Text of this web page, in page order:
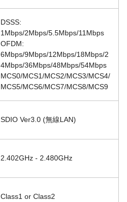
DSSS:
1Mbps/2Mbps/5.5Mbps/11Mbps
OFDM:
6Mbps/9Mbps/12Mbps/18Mbps/2
4Mbps/36Mbps/48Mbps/54Mbps
MCS0/MCS1/MCS2/MCS3/MCS4/
MCS5/MCS6/MCS7/MCS8/MCS9
SDIO Ver3.0 (無線LAN)
2.402GHz - 2.480GHz
Class1 or Class2